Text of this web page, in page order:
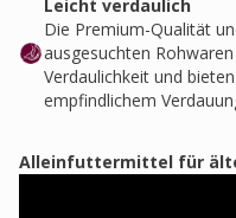
Leicht verdaulich
Die Premium-Qualität
ausgesuchten
Verdaulichkeit und
empfindlichem
Alleinfuttermittel für